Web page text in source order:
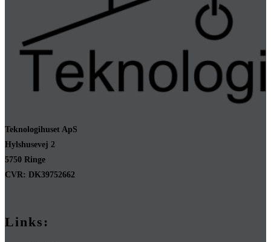
Teknologihuset ApS
Hylshusevej 2
5750 Ringe
CVR: DK39752662
Links: